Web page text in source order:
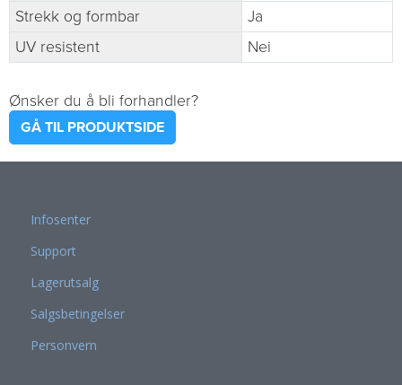
Strekk og formbar
Ja
UV resistent
Nei
Ønsker du å bli forhandler?
GÅ TIL PRODUKTSIDE
Infosenter
Support
Lagerutsalg
Salgsbetingelser
Personvern